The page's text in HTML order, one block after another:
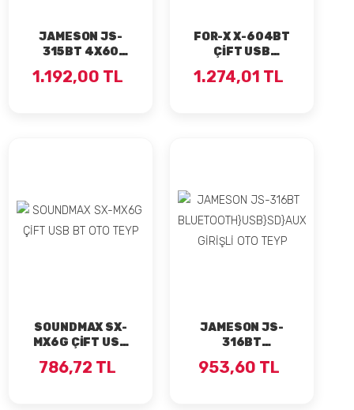
JAMESON JS-
315BT 4X60
BLUETOOTH OTO
1.192,00 TL
FOR-X X-604BT
ÇİFT USB
4X60 WAAT OTO
1.274,01 TL
SOUNDMAX SX-
MX6G ÇİFT USB
786,72 TL
JAMESON JS-
316BT
GİRİŞLİ OTO TEYP
953,60 TL